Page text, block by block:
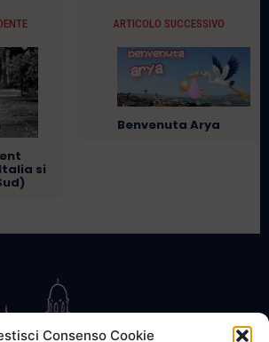
Consenso Cookie
si
ARTICOLO SUCCESSIVO
Benvenuta Arya